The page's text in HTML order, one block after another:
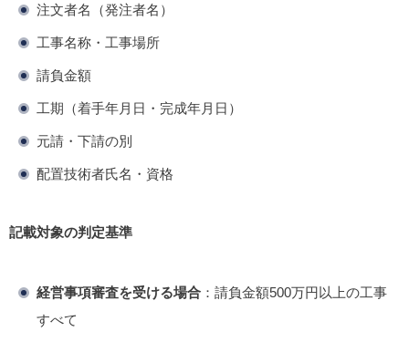
注文者名（発注者名）
工事名称・工事場所
請負金額
工期（着手年月日・完成年月日）
元請・下請の別
配置技術者氏名・資格
記載対象の判定基準
経営事項審査を受ける場合 ：請負金額500万円以上の工事
すべて